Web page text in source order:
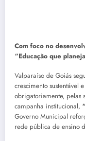
Com foco no
“Educação que
Valparaíso de Goiás
crescimento sustentável
obrigatoriamente, pelas
campanha institucional,
Governo Municipal
rede pública de ensino